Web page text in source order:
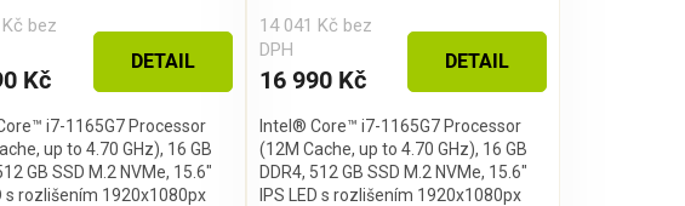
bez
Kč
DETAIL
i7-1165G7 Processor
up to 4.70 GHz), 16 GB
GB SSD M.2 NVMe, 15.6"
s rozlišením 1920x1080px
14 041 Kč bez
DPH
16 990 Kč
DETAIL
Intel® Core™ i7-1165G7 Processor
(12M Cache, up to 4.70 GHz), 16 GB
DDR4, 512 GB SSD M.2 NVMe, 15.6"
IPS LED s rozlišením 1920x1080px